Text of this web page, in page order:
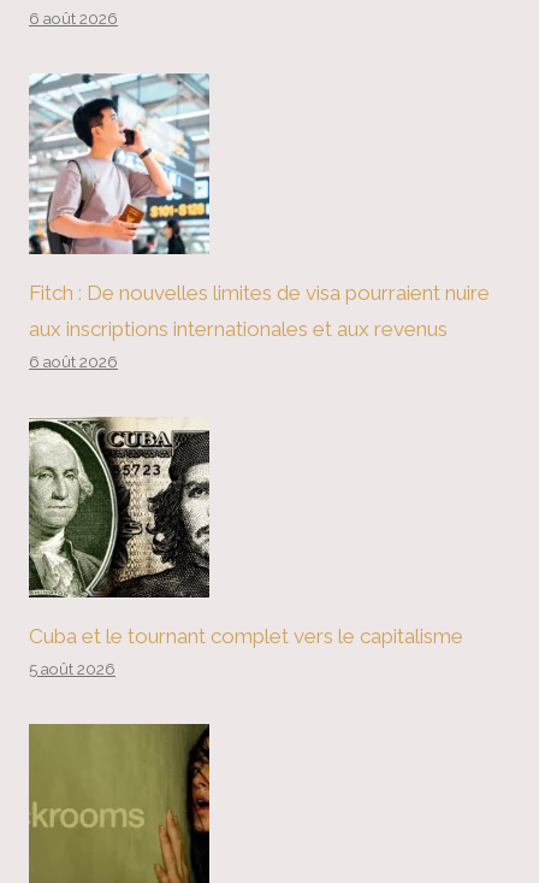
6 août 2026
Fitch : De nouvelles limites de visa pourraient nuire
aux inscriptions internationales et aux revenus
6 août 2026
Cuba et le tournant complet vers le capitalisme
5 août 2026